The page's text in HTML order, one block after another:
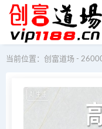
当前位置： 创富道场 - 26000+